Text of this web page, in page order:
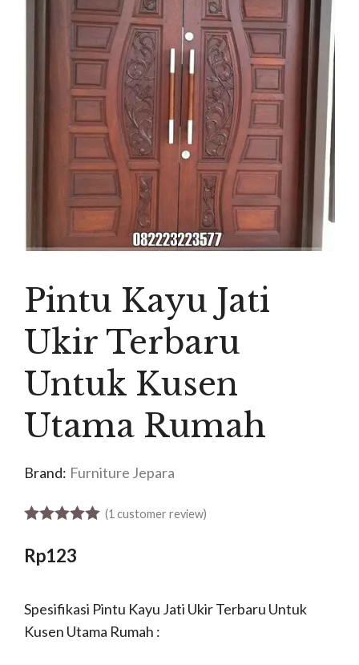
Pintu Kayu Jati
Ukir Terbaru
Untuk Kusen
Utama Rumah
Brand: Furniture Jepara
(1 customer review)
Rp123
Spesifikasi Pintu Kayu Jati Ukir Terbaru Untuk
Kusen Utama Rumah :